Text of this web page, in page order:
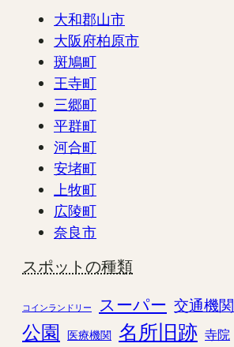
大和郡山市
大阪府柏原市
斑鳩町
王寺町
三郷町
平群町
河合町
安堵町
上牧町
広陵町
奈良市
スポットの種類
コインランドリー スーパー 交通機関
公園
医療機関 名所旧跡 寺院